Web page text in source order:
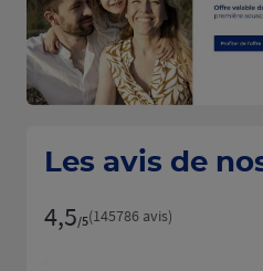
Les avis de
4,5/5Note de 4.5 sur 5
(145786 avis)